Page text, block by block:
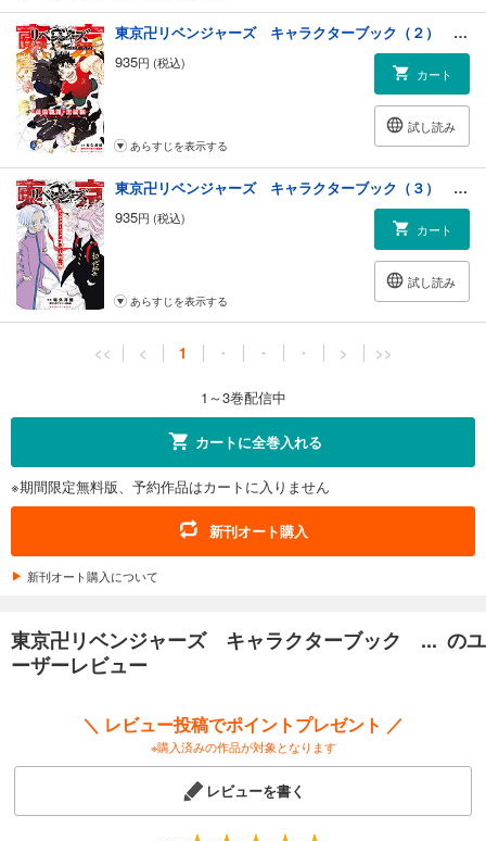
東京卍リベンジャーズ キャラクターブック（２） 芭流覇羅・黒龍編
935円 (税込)
カート
試し読み
あらすじを表示する
東京卍リベンジャーズ キャラクターブック（３） 天竺編
935円 (税込)
カート
試し読み
あらすじを表示する
<< < 1 ・ ・ ・ > >>
1～3巻配信中
カートに全巻入れる
※期間限定無料版、予約作品はカートに入りません
新刊オート購入
新刊オート購入について
東京卍リベンジャーズ キャラクターブック ... のユ
ーザーレビュー
＼ レビュー投稿でポイントプレゼント ／
※購入済みの作品が対象となります
レビューを書く